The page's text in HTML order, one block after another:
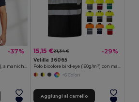
-37%
Polo bicolore piqué (180g/m²), a maniche corte, in cotone (60%) e poliestere (40%)
15,15 €21,34 € -29%
Velilla 36065
Polo bicolore bird-eye (160g/m²) con maniche corte, in poliestere (100%)
+6 Colori
Aggiungi al carrello